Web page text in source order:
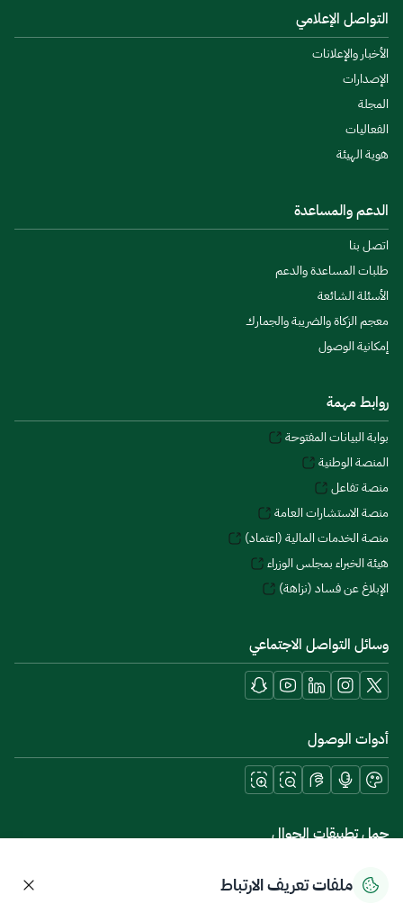
التواصل الإعلامي
الأخبار والإعلانات
الإصدارات
المجلة
الفعاليات
هوية الهيئة
الدعم والمساعدة
اتصل بنا
طلبات المساعدة والدعم
الأسئلة الشائعة
معجم الزكاة والضريبة والجمارك
إمكانية الوصول
روابط مهمة
بوابة البيانات المفتوحة
المنصة الوطنية
منصة تفاعل
منصة الاستشارات العامة
منصة الخدمات المالية (اعتماد)
هيئة الخبراء بمجلس الوزراء
الإبلاغ عن فساد (نزاهة)
وسائل التواصل الاجتماعي
أدوات الوصول
حمل تطبيقات الجوال
ملفات تعريف الارتباط